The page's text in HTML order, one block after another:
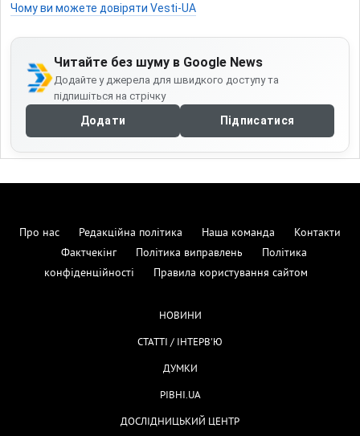
Чому ви можете довіряти Vesti-UA
Читайте без шуму в Google News
Додайте у джерела для швидкого доступу та
підпишіться на стрічку
Додати Підписатися
Про нас Редакційна політика Наша команда
Контакти
Фактчекінг
Політика виправлень
Політика
конфіденційності
Правила користування сайтом
НОВИНИ
СТАТТІ / ІНТЕРВ'Ю
ДУМКИ
РІВНІ.UA
ДОСЛІДНИЦЬКИЙ ЦЕНТР